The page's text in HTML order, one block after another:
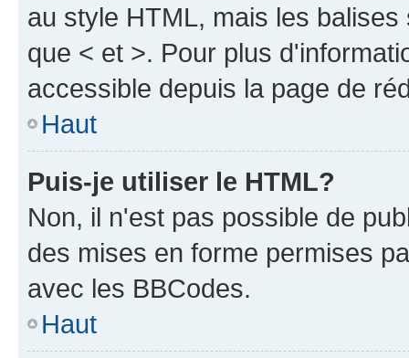
au style HTML, mais les
que < et >. Pour plus
accessible depuis la page de
Haut
Puis-je utiliser le HTML?
Non, il n'est pas possible de
des mises en forme permises
avec les BBCodes.
Haut